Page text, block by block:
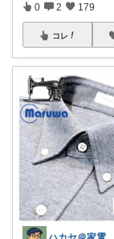
0 2 179
コレ